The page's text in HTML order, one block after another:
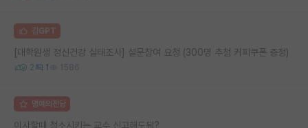
김GPT
[대학원생 정신건강 실태조사] 설문참여 요청 (300명 추첨 커피쿠폰 증정)
2 1 1586
명예의전당
이사할때 청소시키는 교수 신고해도됨?